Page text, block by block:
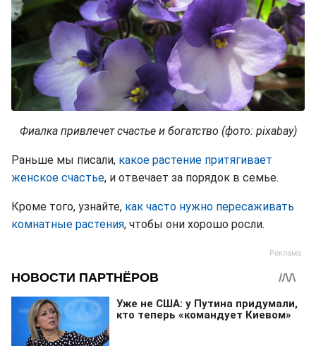
Фиалка привлечет счастье и богатство (фото: pixabay)
Раньше мы писали, какое растение притягивает
женское счастье, и отвечает за порядок в семье.
Кроме того, узнайте, как часто нужно пересаживать
комнатные растения, чтобы они хорошо росли.